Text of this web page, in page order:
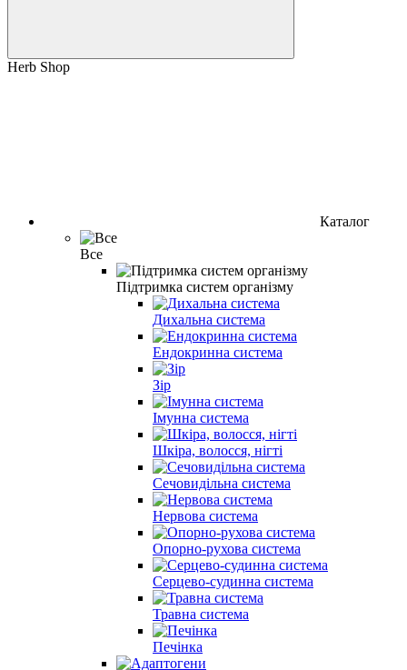
Herb Shop
Каталог
Все
Підтримка систем організму
Дихальна система
Ендокринна система
Зір
Імунна система
Шкіра, волосся, нігті
Сечовидільна система
Нервова система
Опорно-рухова система
Серцево-судинна система
Травна система
Печінка